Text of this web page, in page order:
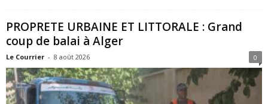
PROPRETE URBAINE ET LITTORALE : Grand
coup de balai à Alger
Le Courrier - 8 août 2026 0